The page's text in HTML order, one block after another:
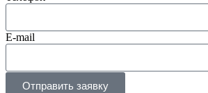
E-mail
Отправить заявку